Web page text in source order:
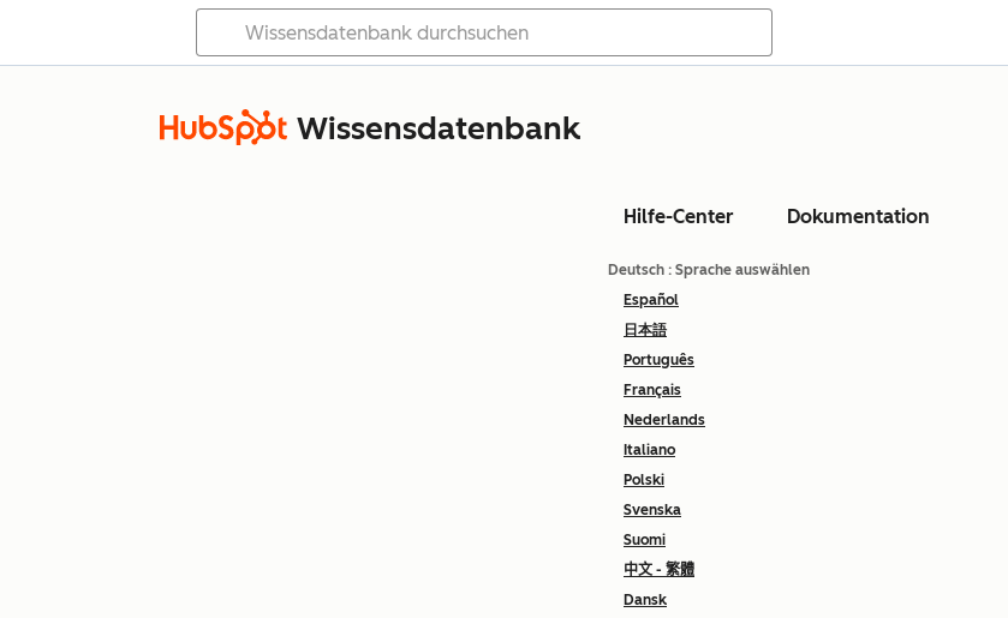
Wissensdatenbank
Hilfe-Center Dokumentation
Deutsch : Sprache auswählen
Español
日本語
Português
Français
Nederlands
Italiano
Polski
Svenska
Suomi
中文 - 繁體
Dansk